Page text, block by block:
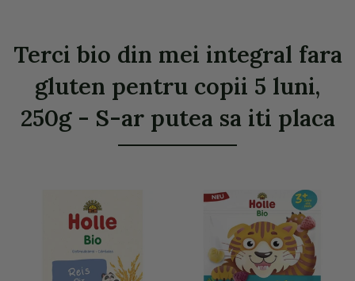
Terci bio din mei integral fara
gluten pentru copii 5 luni,
250g - S-ar putea sa iti placa